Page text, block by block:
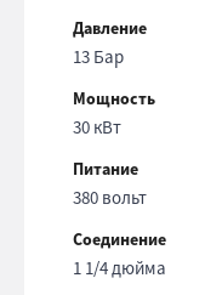
Давление
13 Бар
Мощность
30 кВт
Питание
380 вольт
Соединение
1 1/4 дюйма